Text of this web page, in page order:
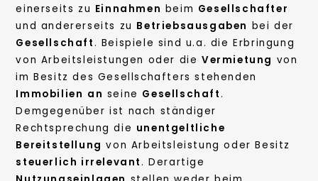
einerseits zu Einnahmen beim Gesellschafter
und andererseits zu Betriebsausgaben bei der
Gesellschaft. Beispiele sind u.a. die Erbringung
von Arbeitsleistungen oder die Vermietung von
im Besitz des Gesellschafters stehenden
Immobilien an seine Gesellschaft.
Demgegenüber ist nach ständiger
Rechtsprechung die unentgeltliche
Bereitstellung von Arbeitsleistung oder Besitz
steuerlich irrelevant. Derartige